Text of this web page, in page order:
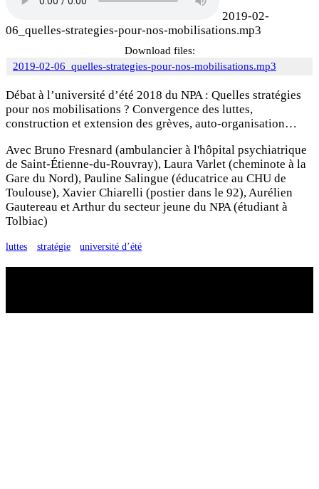
2019-02-
06_quelles-strategies-pour-nos-mobilisations.mp3
Download files:
2019-02-06_quelles-strategies-pour-nos-mobilisations.mp3
Débat à l’université d’été 2018 du NPA : Quelles stratégies
pour nos mobilisations ? Convergence des luttes,
construction et extension des grèves, auto-organisation…
Avec Bruno Fresnard (ambulancier à l'hôpital psychiatrique
de Saint-Étienne-du-Rouvray), Laura Varlet (cheminote à la
Gare du Nord), Pauline Salingue (éducatrice au CHU de
Toulouse), Xavier Chiarelli (postier dans le 92), Aurélien
Gautereau et Arthur du secteur jeune du NPA (étudiant à
Tolbiac)
luttes stratégie université d’été